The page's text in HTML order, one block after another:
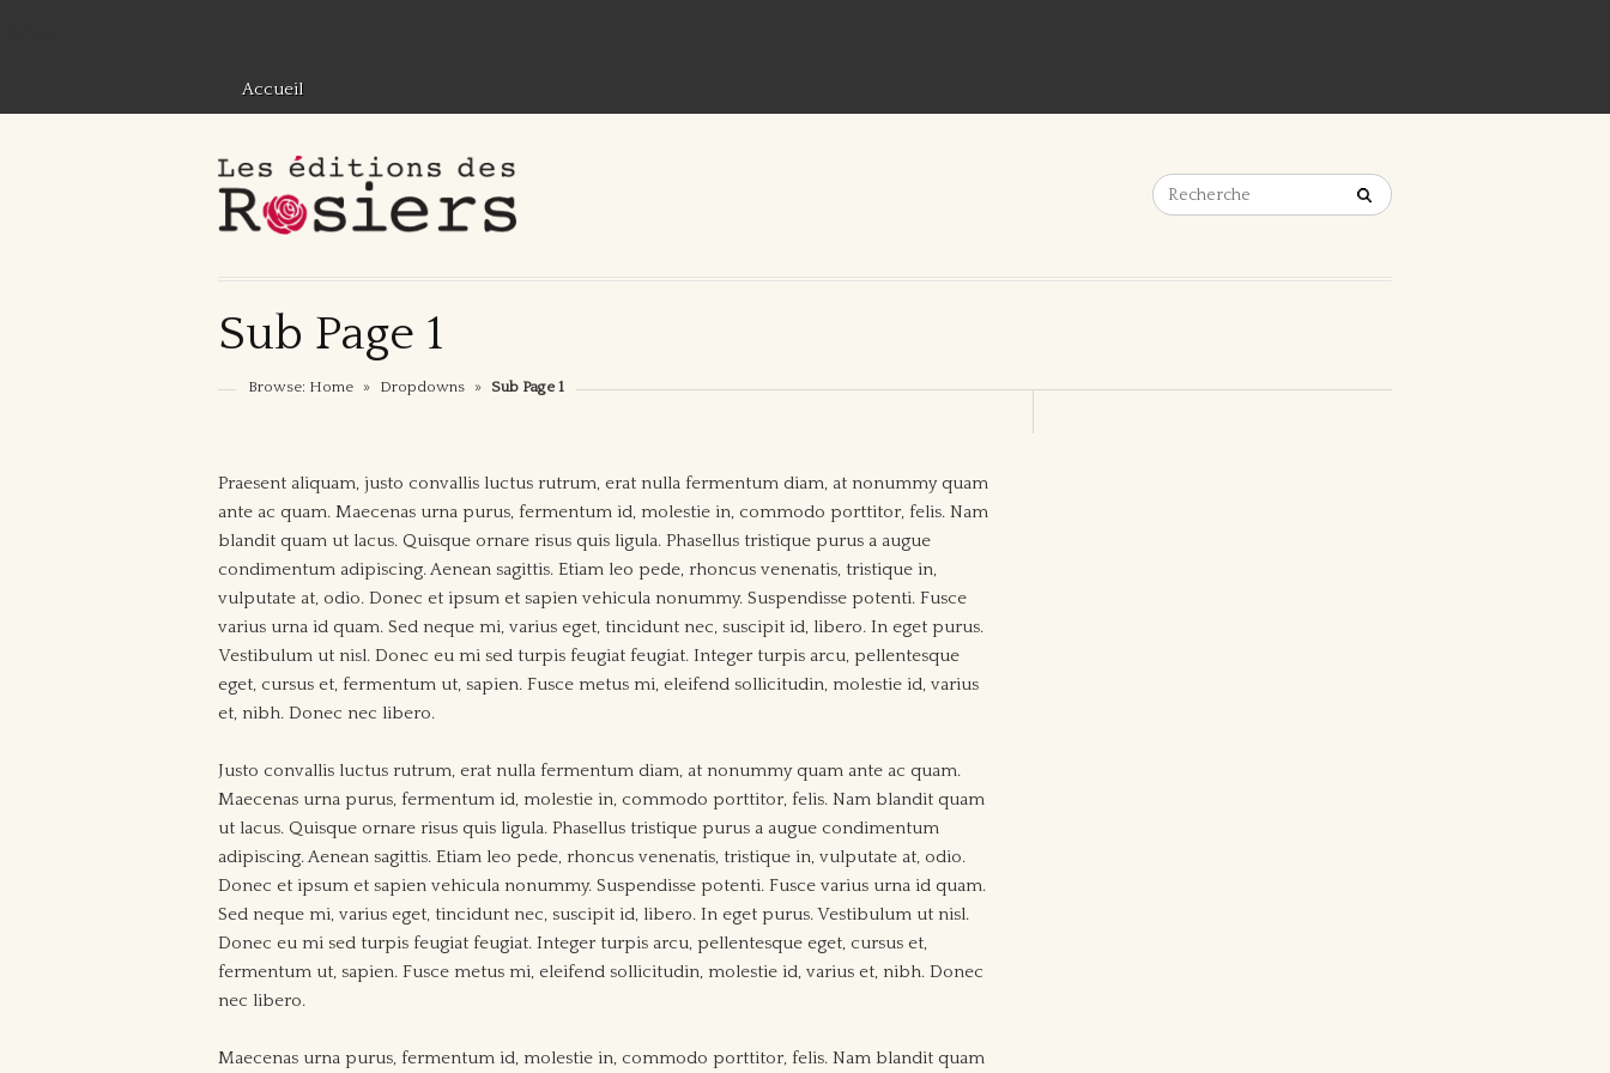
Accueil
Sub Page 1
Browse: Home » Dropdowns » Sub Page 1
Praesent aliquam, justo convallis luctus rutrum, erat nulla fermentum diam, at nonummy quam
ante ac quam. Maecenas urna purus, fermentum id, molestie in, commodo porttitor, felis. Nam
blandit quam ut lacus. Quisque ornare risus quis ligula. Phasellus tristique purus a augue
condimentum adipiscing. Aenean sagittis. Etiam leo pede, rhoncus venenatis, tristique in,
vulputate at, odio. Donec et ipsum et sapien vehicula nonummy. Suspendisse potenti. Fusce
varius urna id quam. Sed neque mi, varius eget, tincidunt nec, suscipit id, libero. In eget purus.
Vestibulum ut nisl. Donec eu mi sed turpis feugiat feugiat. Integer turpis arcu, pellentesque
eget, cursus et, fermentum ut, sapien. Fusce metus mi, eleifend sollicitudin, molestie id, varius
et, nibh. Donec nec libero.
Justo convallis luctus rutrum, erat nulla fermentum diam, at nonummy quam ante ac quam.
Maecenas urna purus, fermentum id, molestie in, commodo porttitor, felis. Nam blandit quam
ut lacus. Quisque ornare risus quis ligula. Phasellus tristique purus a augue condimentum
adipiscing. Aenean sagittis. Etiam leo pede, rhoncus venenatis, tristique in, vulputate at, odio.
Donec et ipsum et sapien vehicula nonummy. Suspendisse potenti. Fusce varius urna id quam.
Sed neque mi, varius eget, tincidunt nec, suscipit id, libero. In eget purus. Vestibulum ut nisl.
Donec eu mi sed turpis feugiat feugiat. Integer turpis arcu, pellentesque eget, cursus et,
fermentum ut, sapien. Fusce metus mi, eleifend sollicitudin, molestie id, varius et, nibh. Donec
nec libero.
Maecenas urna purus, fermentum id, molestie in, commodo porttitor, felis. Nam blandit quam